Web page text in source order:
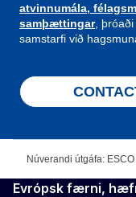
atvinnumála,
samþættingar, þróaði
samstarfi við
Núverandi útgáfa:
Evrópsk færni,